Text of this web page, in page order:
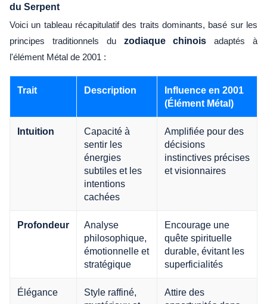
du Serpent
Voici un tableau récapitulatif des traits dominants, basé sur les
principes traditionnels du zodiaque chinois adaptés à
l'élément Métal de 2001 :
Trait Description
Influence en 2001
(Élément Métal)
Intuition
Capacité à
sentir les
énergies
subtiles et les
intentions
cachées
Amplifiée pour des
décisions
instinctives précises
et visionnaires
Profondeur
Analyse
philosophique,
émotionnelle et
stratégique
Encourage une
quête spirituelle
durable, évitant les
superficialités
Élégance
Style raffiné,
Attire des